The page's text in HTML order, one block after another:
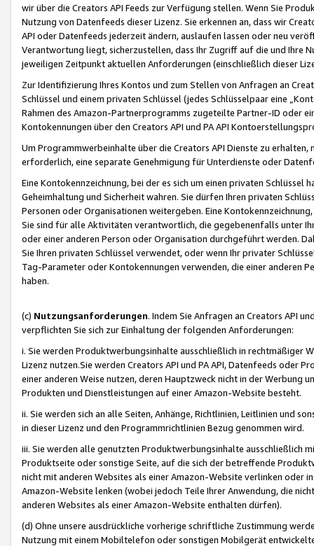
wir über die Creators API Feeds zur Verfügung stellen. Wenn Sie
Nutzung von Datenfeeds dieser Lizenz. Sie erkennen an, dass wir
API oder Datenfeeds jederzeit ändern, auslaufen lassen oder neu
Verantwortung liegt, sicherzustellen, dass Ihr Zugriff auf die und Ihre
jeweiligen Zeitpunkt aktuellen Anforderungen (einschließlich dieser
Zur Identifizierung Ihres Kontos und zum Stellen von Anfragen an
Schlüssel und einem privaten Schlüssel (jedes Schlüsselpaar eine
Rahmen des Amazon-Partnerprogramms zugeteilte Partner-ID oder
Kontokennungen über den Creators API und PA API
Um Programmwerbeinhalte über die Creators API Dienste zu
erforderlich, eine separate Genehmigung für Unterdienste oder
Eine Kontokennzeichnung, bei der es sich um einen privaten
Geheimhaltung und Sicherheit wahren. Sie dürfen Ihren privaten
Personen oder Organisationen weitergeben. Eine
Sie sind für alle Aktivitäten verantwortlich, die gegebenenfalls unter
oder einer anderen Person oder Organisation durchgeführt werden.
Sie Ihren privaten Schlüssel verwendet, oder wenn Ihr privater
Tag-Parameter oder Kontokennungen verwenden, die einer anderen
haben.
(c) Nutzungsanforderungen. Indem Sie Anfragen an Creators API
verpflichten Sie sich zur Einhaltung der folgenden Anforderungen:
i. Sie werden Produktwerbungsinhalte ausschließlich in rechtmäßiger
Lizenz nutzen.Sie werden Creators API und PA API, Datenfeeds oder
einer anderen Weise nutzen, deren Hauptzweck nicht in der Werbung
Produkten und Dienstleistungen auf einer Amazon-Website besteht.
ii. Sie werden sich an alle Seiten, Anhänge, Richtlinien, Leitlinien und
in dieser Lizenz und den Programmrichtlinien Bezug genommen wird.
iii. Sie werden alle genutzten Produktwerbungsinhalte ausschließlich
Produktseite oder sonstige Seite, auf die sich der betreffende
nicht mit anderen Websites als einer Amazon-Website verlinken oder
Amazon-Website lenken (wobei jedoch Teile Ihrer Anwendung, die
anderen Websites als einer Amazon-Website enthalten dürfen).
(d) Ohne unsere ausdrückliche vorherige schriftliche Zustimmung
Nutzung mit einem Mobiltelefon oder sonstigen Mobilgerät